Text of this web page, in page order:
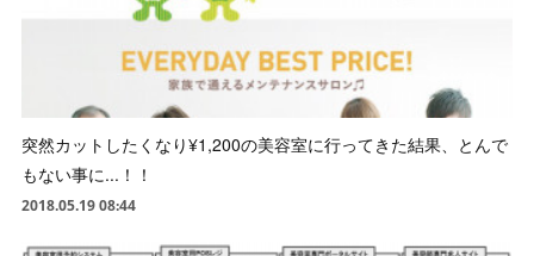
突然カットしたくなり¥1,200の美容室に行ってきた結果、とんで
もない事に...！！
2018.05.19 08:44